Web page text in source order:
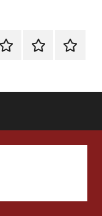
EnoturismoRanking